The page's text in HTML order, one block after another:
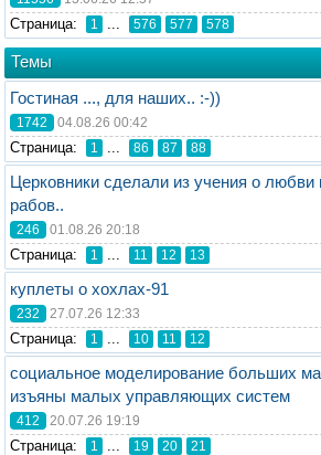
Стрaница: 1 576 577 578
Темы
Гостиная ..., для наших.. :-))
1742 04.08.26 00:42
Стрaница: 1 86 87 88
Церковники сделали из учения о любви
рабов..
246 01.08.26 20:18
Стрaница: 1 11 12 13
куплеты о хохлах-91
232 27.07.26 12:33
Стрaница: 1 10 11 12
социальное моделирование больших
изъяны малых управляющих систем
412 20.07.26 19:19
Стрaница: 1 19 20 21